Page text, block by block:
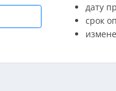
дату
срок